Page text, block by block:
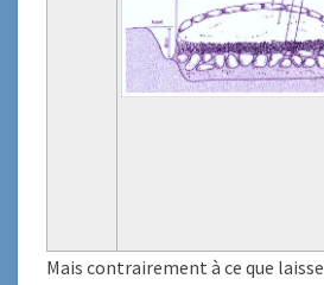
Mais contrairement à ce que